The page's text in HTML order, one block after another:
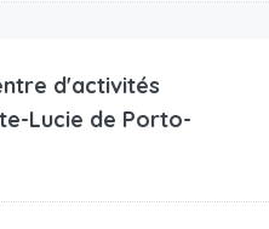
d'activités
Lucie de Porto-